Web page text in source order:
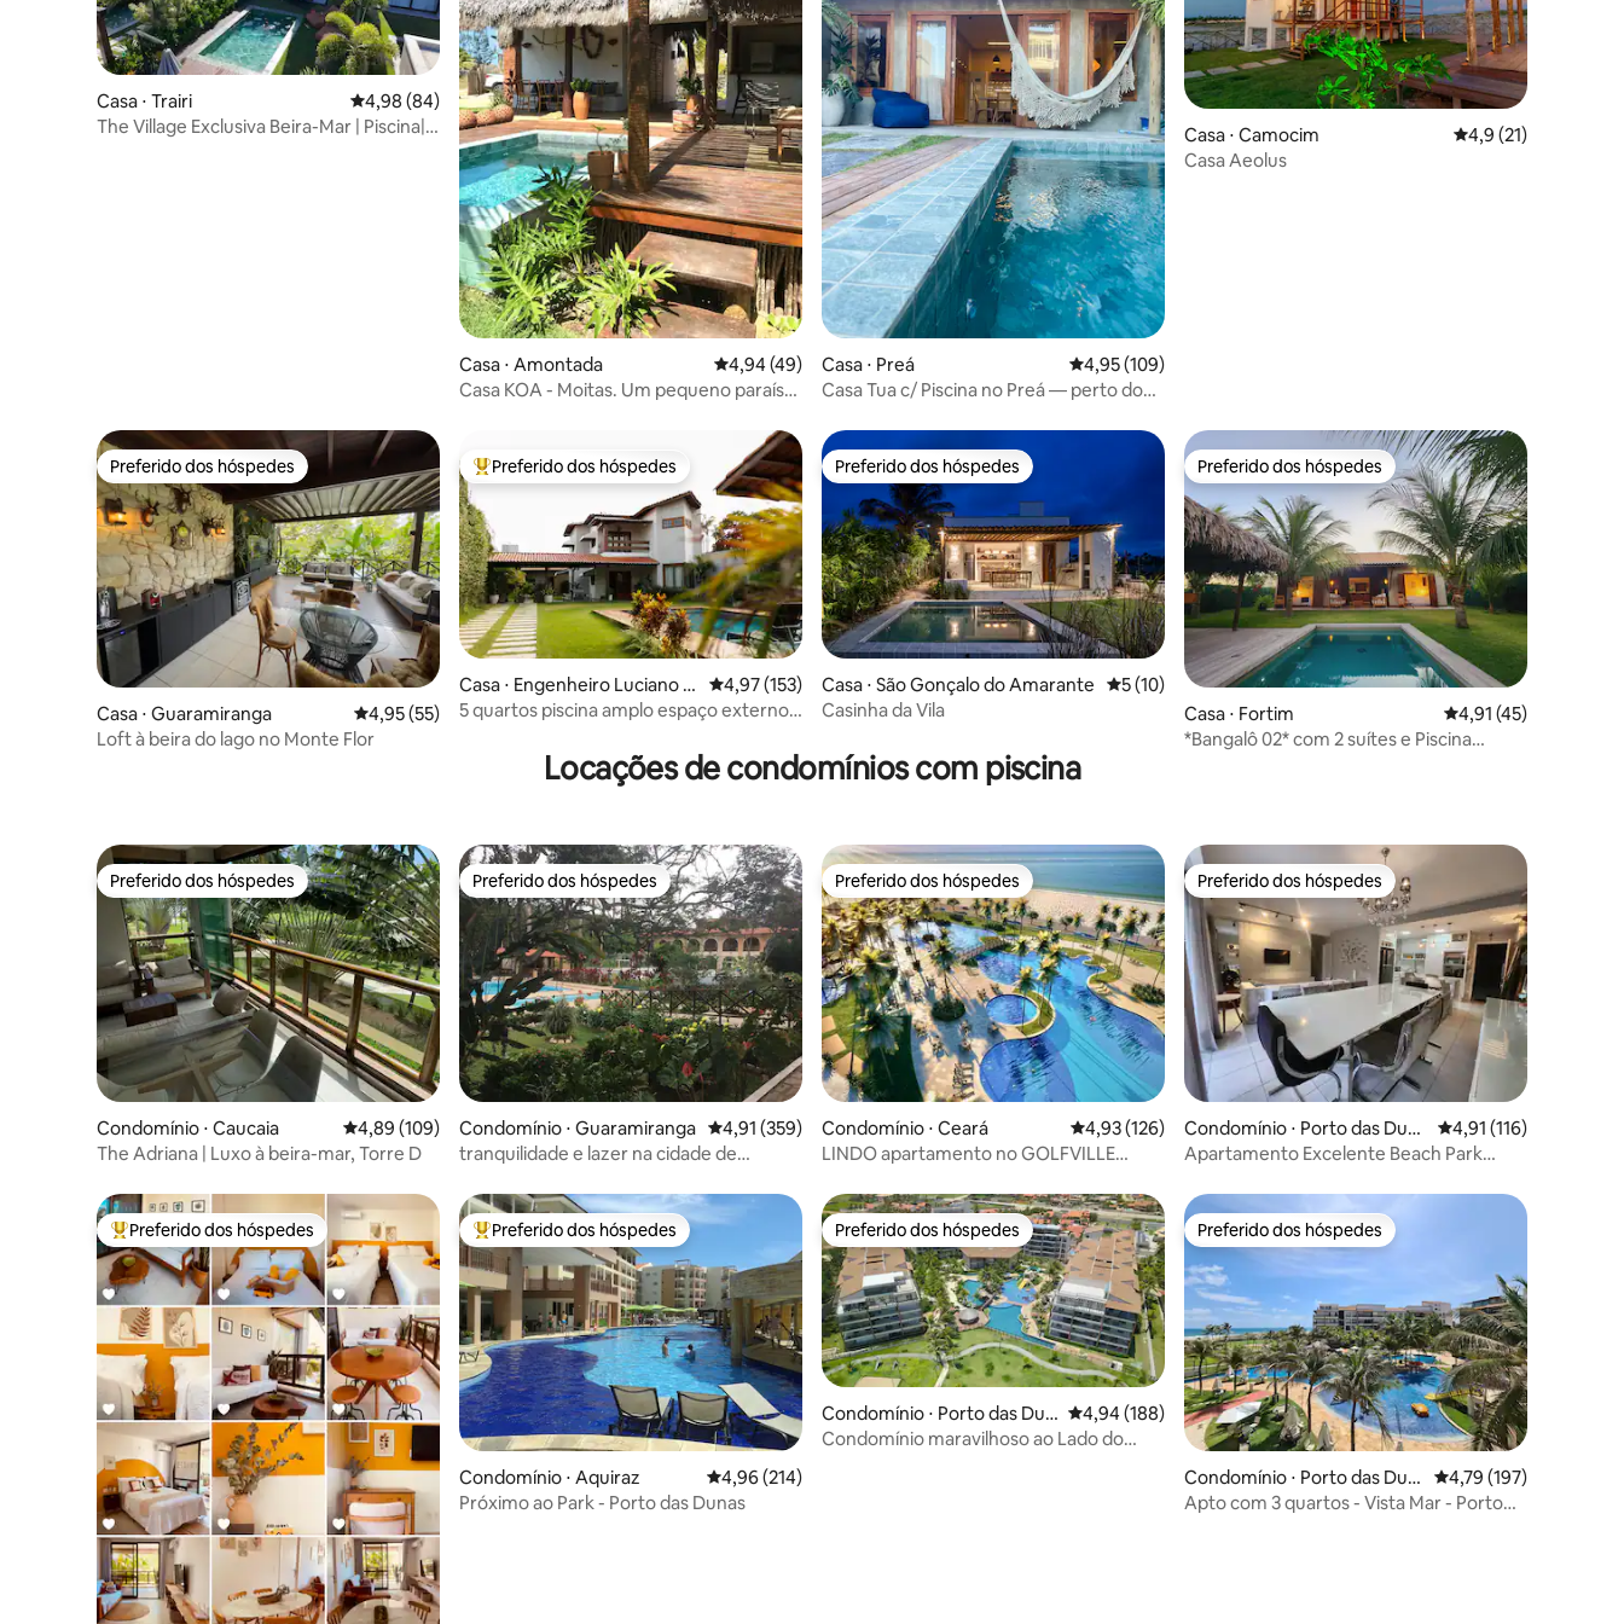
Casa ⋅ Trairi 4,98 de uma avaliação média de 5, 84 avaliações
4,98 (84)
The Village Exclusiva Beira-Mar | Piscina|4
Casa ⋅ Amontada 4,94 de uma avaliação média de 5, 49 avaliações
4,94 (49)
Casa KOA - Moitas. Um pequeno paraíso
Casa ⋅ Preá 4,95 de uma avaliação média de 5, 109 avaliações
4,95 (109)
Casa Tua c/ Piscina no Preá — perto do
Casa ⋅ Camocim 4,9 de uma
4,9 (21)
Casa Aeolus
Preferido dos hóspedes
Preferido dos hóspedes
Casa ⋅ Guaramiranga 4,95 de uma avaliação média de 5, 55 avaliações
4,95 (55)
Loft à beira do lago no Monte Flor
Entre os melhores preferidos dos hóspedes
Preferido dos hóspedes
Casa ⋅ Engenheiro Luciano C
avalcante
4,97 de uma avaliação média de 5, 153 avaliações
4,97 (153)
5 quartos piscina amplo espaço externo
Preferido dos hóspedes
Preferido dos hóspedes
Casa ⋅ São Gonçalo do Amarante 5 de uma avaliação média de 5, 10 avaliações
5 (10)
Casinha da Vila
Preferido dos hóspedes
Preferido dos hóspedes
Casa ⋅ Fortim 4,91 de uma
4,91 (45)
*Bangalô 02* com 2 suítes e Piscina
Locações de condomínios com piscina
Preferido dos hóspedes
Preferido dos hóspedes
Condomínio ⋅ Caucaia 4,89 de uma avaliação média de 5, 109 avaliações
4,89 (109)
The Adriana | Luxo à beira-mar, Torre D
Preferido dos hóspedes
Preferido dos hóspedes
Condomínio ⋅ Guaramiranga 4,91 de uma avaliação média de 5, 359 avaliações
4,91 (359)
tranquilidade e lazer na cidade de
Preferido dos hóspedes
Preferido dos hóspedes
Condomínio ⋅ Ceará 4,93 de uma avaliação média de 5, 126 avaliações
4,93 (126)
LINDO apartamento no GOLFVILLE
Preferido dos hóspedes
Preferido dos hóspedes
Condomínio ⋅ Porto das Duna
s
4,91 de uma avaliação
4,91 (116)
Apartamento Excelente Beach Park
Entre os melhores preferidos dos hóspedes
Preferido dos hóspedes Entre os melhores preferidos dos hóspedes
Preferido dos hóspedes
Condomínio ⋅ Aquiraz 4,96 de uma avaliação média de 5, 214 avaliações
4,96 (214)
Próximo ao Park - Porto das Dunas
Preferido dos hóspedes
Preferido dos hóspedes
Condomínio ⋅ Porto das Dun
as
4,94 de uma avaliação média de 5, 188 avaliações
4,94 (188)
Condomínio maravilhoso ao Lado do
Preferido dos hóspedes
Preferido dos hóspedes
Condomínio ⋅ Porto das Dun
as
4,79 de uma avaliação
4,79 (197)
Apto com 3 quartos - Vista Mar - Porto